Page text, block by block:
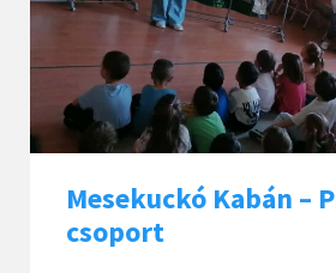
Mesekuckó Kabán –
csoport